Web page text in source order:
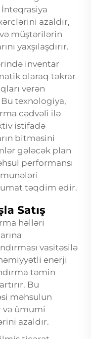
azaldır,
müştərilərin
yaxşılaşdırır.
inventar
olaraq təkrar
verən
texnologiya,
cədvəli ilə
istifadə
bitməsini
gələcək plan
performansı
təqdim edir.
Satış
həlləri
vasitəsilə
enerji
təmin
Bu
məhsulun
və ümumi
azaldır.